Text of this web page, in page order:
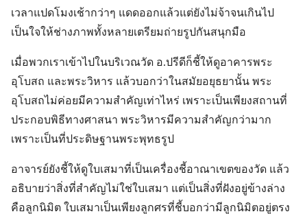
เวลาแปดโมงเช้ากว่าๆ แดดออกแล้วแต่ยังไม่จ้าจนเกินไป
เป็นใจให้ช่างภาพทั้งหลายเตรียมถ่ายรูปกันสนุกมือ
เมื่อพวกเราเข้าไปในบริเวณวัด อ.ปรีดีก็ชี้ให้ดูอาคารพระ
อุโบสถ และพระวิหาร แล้วบอกว่าในสมัยอยุธยานั้น พระ
อุโบสถไม่ค่อยมีความสำคัญเท่าไหร่ เพราะเป็นเพียงสถานที่
ประกอบพิธีทางศาสนา พระวิหารมีความสำคัญกว่ามาก
เพราะเป็นที่ประดิษฐานพระพุทธรูป
อาจารย์ยังชี้ให้ดูใบเสมาที่เป็นเครื่องชี้อาณาเขตของวัด แล้ว
อธิบายว่าสิ่งที่สำคัญไม่ใช่ใบเสมา แต่เป็นสิ่งที่ฝังอยู่ข้างล่าง
คือลูกนิมิต ใบเสมาเป็นเพียงลูกศรที่ชี้บอกว่ามีลูกนิมิตอยู่ตรง